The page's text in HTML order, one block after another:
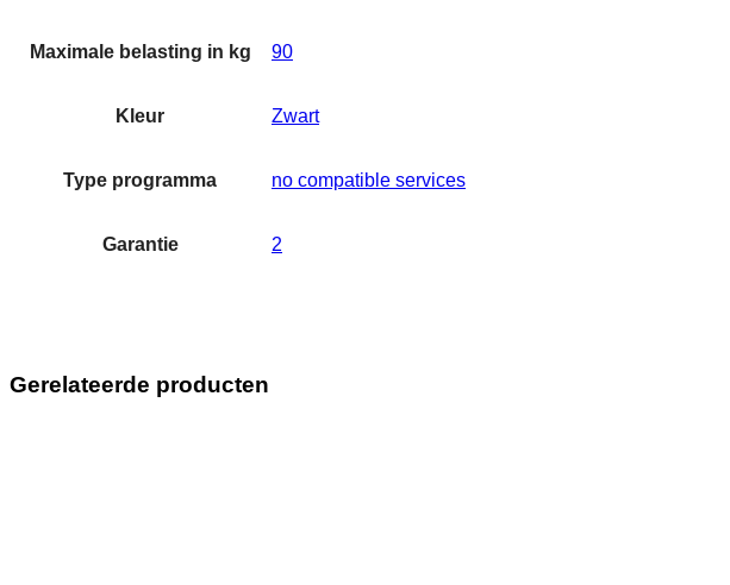
Maximale belasting in kg 90
Kleur Zwart
Type programma no compatible services
Garantie 2
Gerelateerde producten